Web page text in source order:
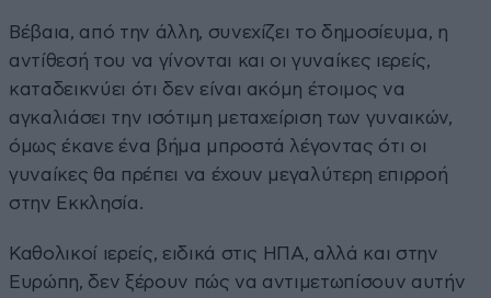
Βέβαια, από την άλλη, συνεχίζει το δημοσίευμα, η
αντίθεσή του να γίνονται και οι γυναίκες ιερείς,
καταδεικνύει ότι δεν είναι ακόμη έτοιμος να
αγκαλιάσει την ισότιμη μεταχείριση των γυναικών,
όμως έκανε ένα βήμα μπροστά λέγοντας ότι οι
γυναίκες θα πρέπει να έχουν μεγαλύτερη επιρροή
στην Εκκλησία.
Καθολικοί ιερείς, ειδικά στις ΗΠΑ, αλλά και στην
Ευρώπη, δεν ξέρουν πώς να αντιμετωπίσουν αυτήν